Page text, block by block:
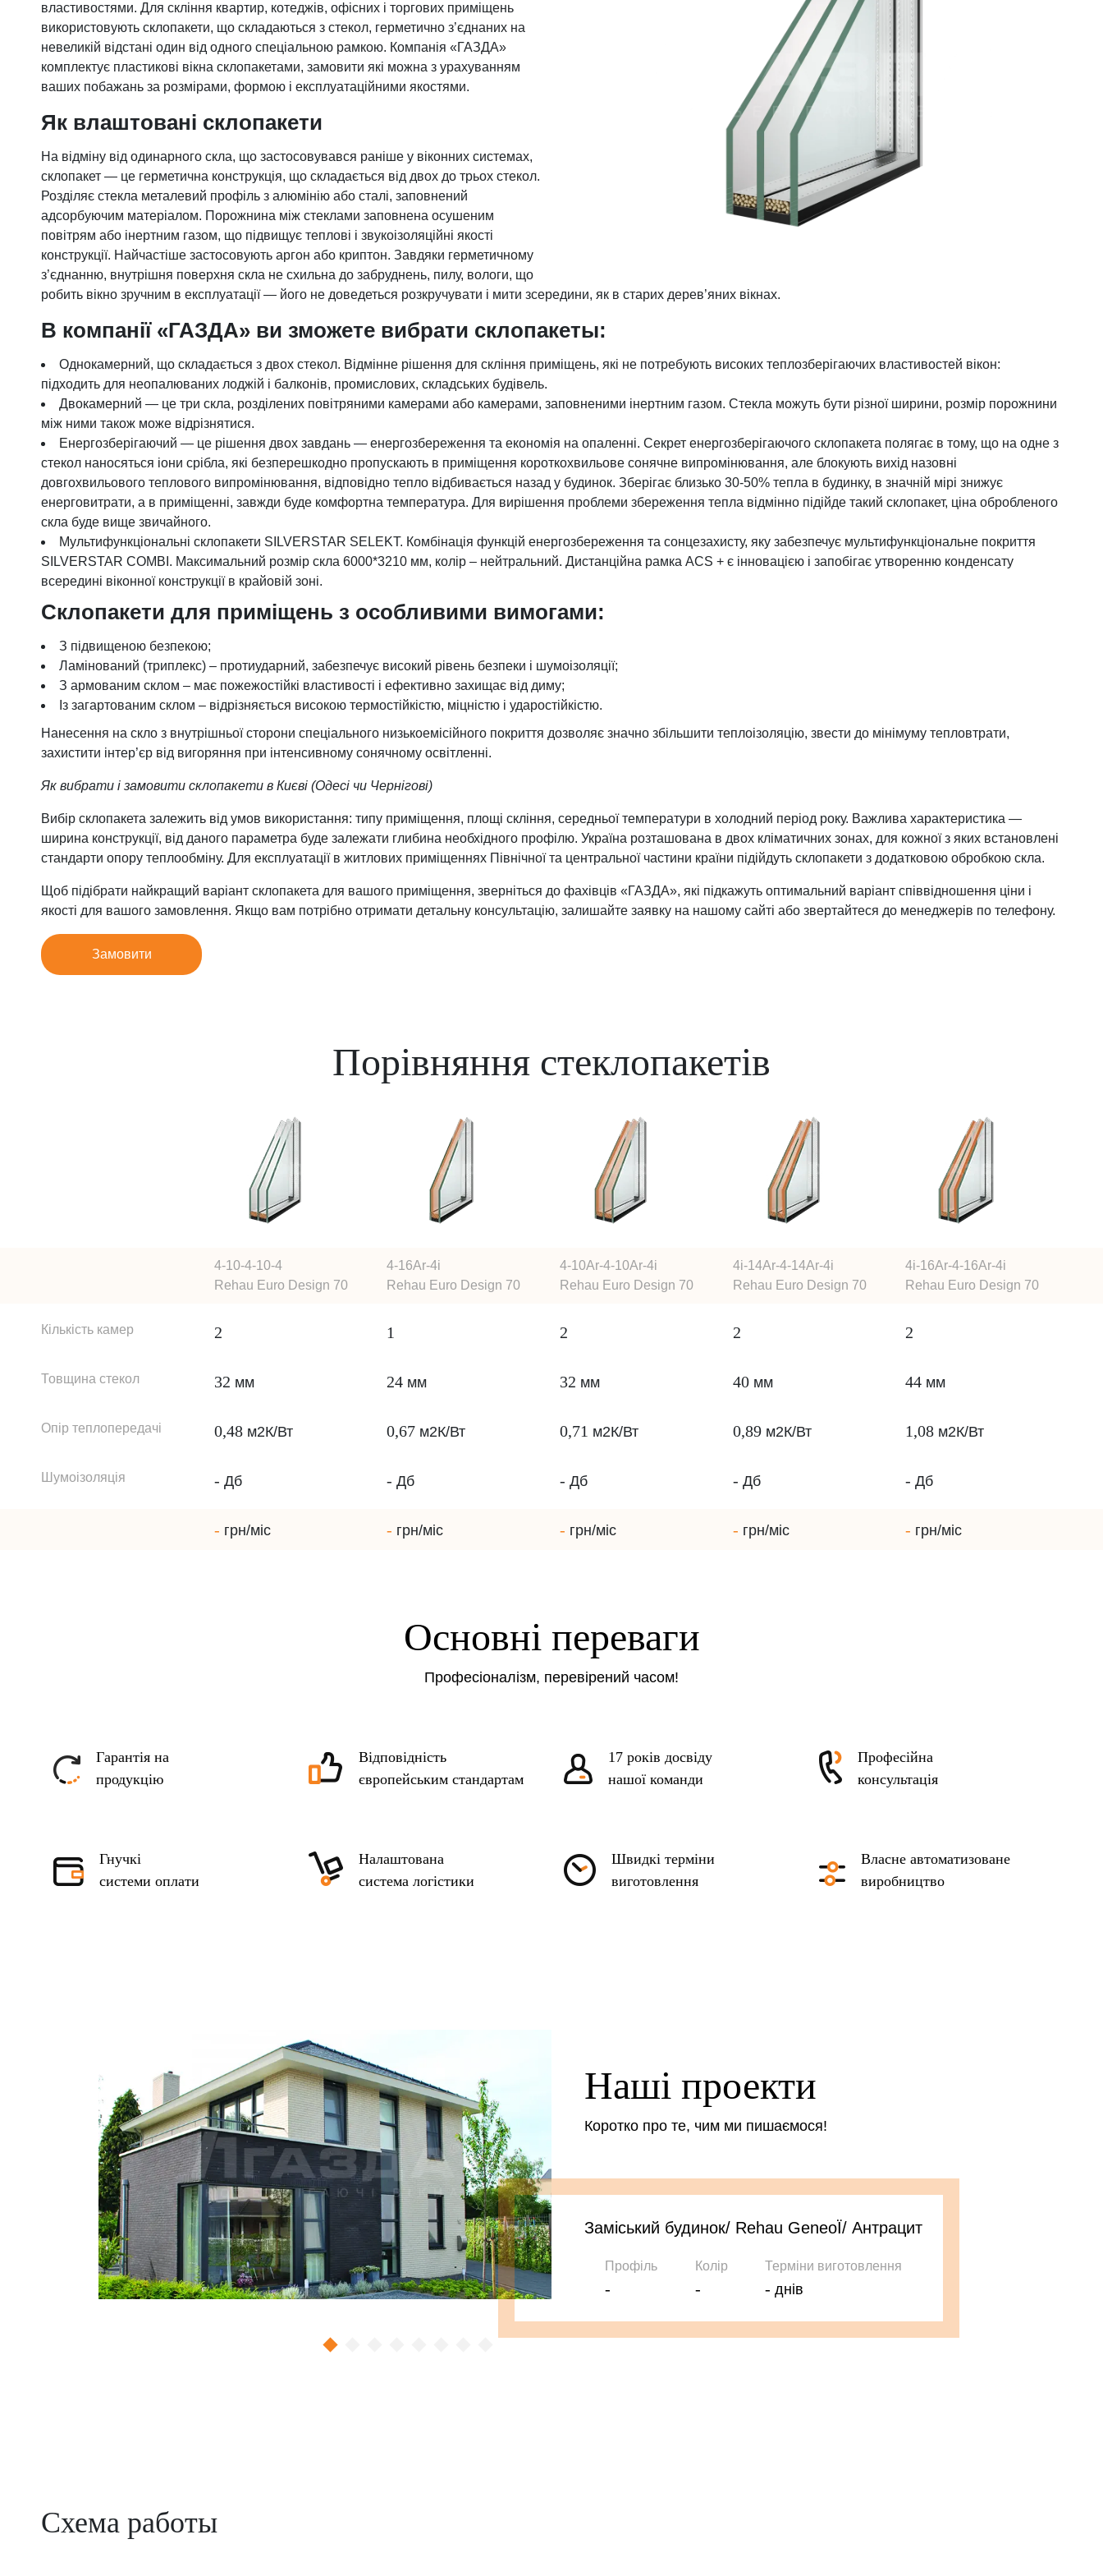
Фурнітура для вікон
Фурнітура для дверей
властивостями. Для скління квартир, котеджів, офісних і торгових приміщень
використовують склопакети, що складаються з стекол, герметично з’єднаних на
невеликій відстані один від одного спеціальною рамкою. Компанія «ГАЗДА»
комплектує пластикові вікна склопакетами, замовити які можна з урахуванням
ваших побажань за розмірами, формою і експлуатаційними якостями.
Як влаштовані склопакети
На відміну від одинарного скла, що застосовувався раніше у віконних системах,
склопакет ― це герметична конструкція, що складається від двох до трьох стекол.
Розділяє стекла металевий профіль з алюмінію або сталі, заповнений
адсорбуючим матеріалом. Порожнина між стеклами заповнена осушеним
повітрям або інертним газом, що підвищує теплові і звукоізоляційні якості
конструкції. Найчастіше застосовують аргон або криптон. Завдяки герметичному
з’єднанню, внутрішня поверхня скла не схильна до забруднень, пилу, вологи, що
робить вікно зручним в експлуатації ― його не доведеться розкручувати і мити зсередини, як в старих дерев’яних вікнах.
В компанії «ГАЗДА» ви зможете вибрати склопакеты:
Однокамерний, що складається з двох стекол. Відмінне рішення для скління приміщень, які не потребують високих теплозберігаючих властивостей вікон:
підходить для неопалюваних лоджій і балконів, промислових, складських будівель.
Двокамерний ― це три скла, розділених повітряними камерами або камерами, заповненими інертним газом. Стекла можуть бути різної ширини, розмір порожнини
між ними також може відрізнятися.
Енергозберігаючий ― це рішення двох завдань ― енергозбереження та економія на опаленні. Секрет енергозберігаючого склопакета полягає в тому, що на одне з
стекол наносяться іони срібла, які безперешкодно пропускають в приміщення короткохвильове сонячне випромінювання, але блокують вихід назовні
довгохвильового теплового випромінювання, відповідно тепло відбивається назад у будинок. Зберігає близько 30-50% тепла в будинку, в значній мірі знижує
енерговитрати, а в приміщенні, завжди буде комфортна температура. Для вирішення проблеми збереження тепла відмінно підійде такий склопакет, ціна обробленого
скла буде вище звичайного.
Мультифункціональні склопакети SILVERSTAR SELEKT. Комбінація функцій енергозбереження та сонцезахисту, яку забезпечує мультифункціональне покриття
SILVERSTAR COMBI. Максимальний розмір скла 6000*3210 мм, колір – нейтральний. Дистанційна рамка ACS + є інновацією і запобігає утворенню конденсату
всередині віконної конструкції в крайовій зоні.
Склопакети для приміщень з особливими вимогами:
З підвищеною безпекою;
Ламінований (триплекс) – протиударний, забезпечує високий рівень безпеки і шумоізоляції;
З армованим склом – має пожежостійкі властивості і ефективно захищає від диму;
Із загартованим склом – відрізняється високою термостійкістю, міцністю і ударостійкістю.
Нанесення на скло з внутрішньої сторони спеціального низькоемісійного покриття дозволяє значно збільшити теплоізоляцію, звести до мінімуму тепловтрати,
захистити інтер’єр від вигоряння при інтенсивному сонячному освітленні.
Як вибрати і замовити склопакети в Києві (Одесі чи Чернігові)
Вибір склопакета залежить від умов використання: типу приміщення, площі скління, середньої температури в холодний період року. Важлива характеристика ―
ширина конструкції, від даного параметра буде залежати глибина необхідного профілю. Україна розташована в двох кліматичних зонах, для кожної з яких встановлені
стандарти опору теплообміну. Для експлуатації в житлових приміщеннях Північної та центральної частини країни підійдуть склопакети з додатковою обробкою скла.
Щоб підібрати найкращий варіант склопакета для вашого приміщення, зверніться до фахівців «ГАЗДА», які підкажуть оптимальний варіант співвідношення ціни і
якості для вашого замовлення. Якщо вам потрібно отримати детальну консультацію, залишайте заявку на нашому сайті або звертайтеся до менеджерів по телефону.
Замовити
Порівняння стеклопакетів
4-10-4-10-4
Rehau Euro Design 70
4-16Ar-4i
Rehau Euro Design 70
4-10Ar-4-10Ar-4i
Rehau Euro Design 70
4i-14Ar-4-14Ar-4i
Rehau Euro Design 70
4i-16Ar-4-16Ar-4i
Rehau Euro Design 70
Кількість камер 2 1 2 2 2
Товщина стекол 32 мм 24 мм 32 мм 40 мм 44 мм
Опір теплопередачі 0,48 м2К/Вт 0,67 м2К/Вт 0,71 м2К/Вт 0,89 м2К/Вт 1,08 м2К/Вт
Шумоізоляція - Дб -Дб - Дб - Дб -Дб
- грн/міс - грн/міс - грн/міс - грн/міс - грн/міс
Основні переваги
Професіоналізм, перевірений часом!
Гарантія на
продукцію
Відповідність
європейським стандартам
17 років досвіду
нашої команди
Професійна
консультація
Гнучкі
системи оплати
Налаштована
система логістики
Швидкі терміни
виготовлення
Власне автоматизоване
виробництво
Наші проекти
Коротко про те, чим ми пишаємося!
Заміський будинок/ Rehau GeneoЇ/ Антрацит
Профіль
-
Колір
-
Терміни виготовлення
- днів
Схема работы